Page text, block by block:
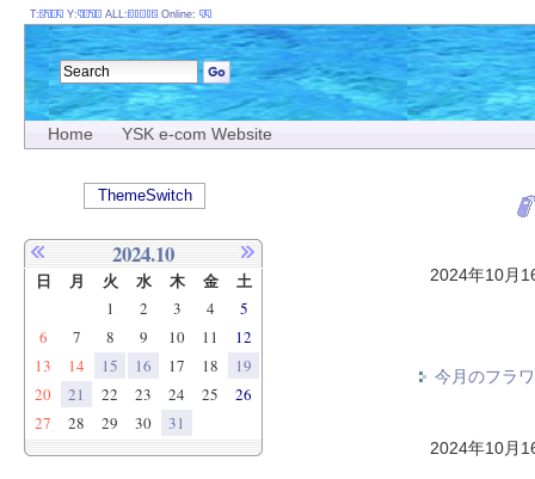
Home YSK e-com Website
2024年10月
今月のフラ
2024年10月
T: Y: ALL: Online:
ThemeSwitch
2024.10
日 月 火 水 木 金 土
1 2 3 4
5
6
7 8 9 10 11
12
13
14 15 16 17 18
19
20
21 22 23 24 25
26
27
28 29 30 31